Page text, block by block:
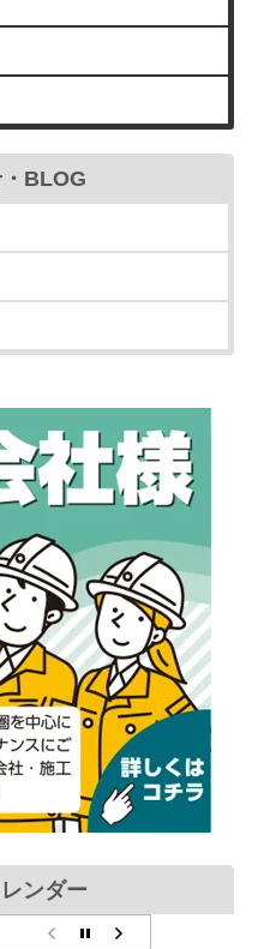
BLOG
ンダー